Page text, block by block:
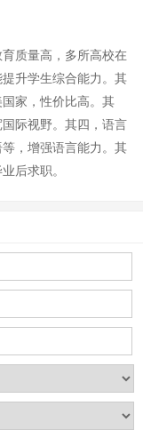
质量高，多所高校在
升学生综合能力。其
家，性价比高。其
际视野。其四，语言
，增强语言能力。其
后求职。